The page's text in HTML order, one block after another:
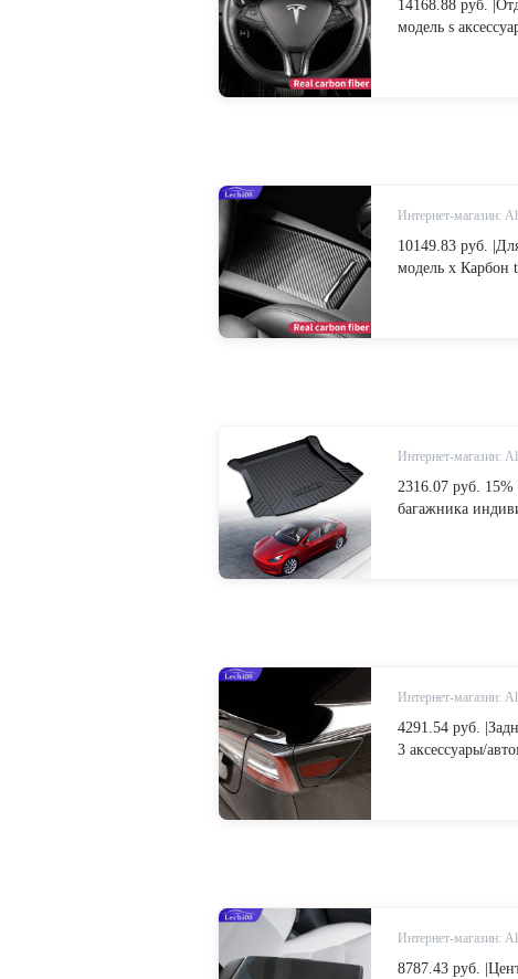
14168.88 руб.
модель s
Интернет-магазин:
10149.83 руб.
модель x Карбон
Интернет-магазин:
2316.07 руб.
багажника
Интернет-магазин:
4291.54 руб.
3 аксессуары/
Интернет-магазин:
8787.43 руб.